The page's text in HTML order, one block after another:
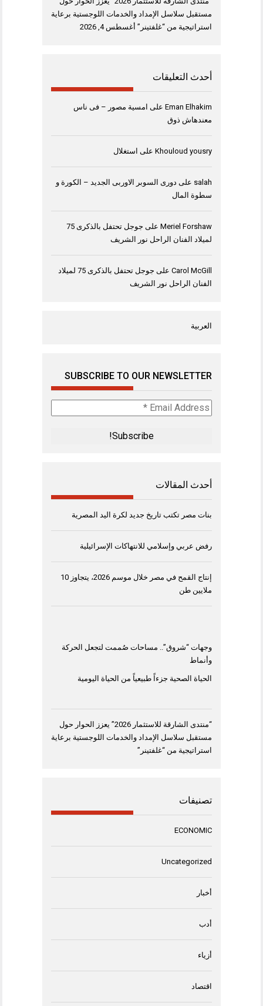
مستقبل سلاسل الإمداد والخدمات اللوجستية برعاية
استراتيجية من “غلفتينر” أغسطس 4, 2026
أحدث التعليقات
Eman Elhakim على امسية مصور – فى ناس
معندهاش ذوق
Khouloud yousry على استغلال
salah على دورى السوبر الاوربى الجديد – الكورة و
سطوة المال
Meriel Forshaw على
جوجل تحتفل بالذكرى 75
لميلاد الفنان الراحل نور الشريف
Carol McGill على
جوجل تحتفل بالذكرى 75 لميلاد
الفنان الراحل نور الشريف
العربية
SUBSCRIBE TO OUR NEWSLETTER
Email
Address
أحدث المقالات
بنات مصر تكتب تاريخ جديد لكرة اليد المصرية
رفض عربي وإسلامي للانتهاكات الإسرائيلية
إنتاج القمح في مصر خلال موسم 2026، يتجاوز 10
ملايين طن
وجهات “شروق”.. مساحات صُممت لتجعل الحركة
وأنماط
الحياة الصحية جزءاً طبيعياً من الحياة اليومية
“منتدى الشارقة للاستثمار 2026” يعزز الحوار حول
مستقبل سلاسل الإمداد والخدمات اللوجستية برعاية
استراتيجية من “غلفتينر”
تصنيفات
ECONOMIC
Uncategorized
أخبار
أدب
أزياء
اقتصاد